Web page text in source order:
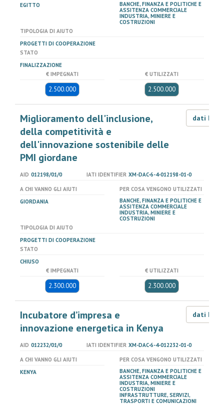
EGITTO
BANCHE, FINANZA E POLITICHE E
ASSITENZA COMMERCIALE
INDUSTRIA, MINIERE E
COSTRUZIONI
TIPOLOGIA DI AIUTO
PROGETTI DI COOPERAZIONE
STATO
FINALIZZAZIONE
€ IMPEGNATI
2.500.000
€ UTILIZZATI
2.500.000
Miglioramento dell'inclusione,
della competitività e
dell'innovazione sostenibile delle
PMI giordane
dati LOD
AID 012198/01/0 IATI IDENTIFIER XM-DAC-6-4-012198-01-0
A CHI VANNO GLI AIUTI
GIORDANIA
PER COSA VENGONO UTILIZZATI
BANCHE, FINANZA E POLITICHE E
ASSITENZA COMMERCIALE
INDUSTRIA, MINIERE E
COSTRUZIONI
TIPOLOGIA DI AIUTO
PROGETTI DI COOPERAZIONE
STATO
CHIUSO
€ IMPEGNATI
2.300.000
€ UTILIZZATI
2.300.000
Incubatore d’impresa e
innovazione energetica in Kenya
dati LOD
AID 012232/01/0 IATI IDENTIFIER XM-DAC-6-4-012232-01-0
A CHI VANNO GLI AIUTI
KENYA
PER COSA VENGONO UTILIZZATI
BANCHE, FINANZA E POLITICHE E
ASSITENZA COMMERCIALE
INDUSTRIA, MINIERE E
COSTRUZIONI
INFRASTRUTTURE, SERVIZI,
TRASPORTI E COMUNICAZIONI